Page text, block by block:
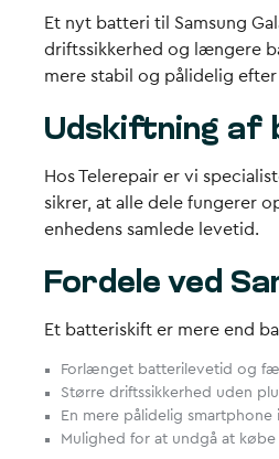
Et nyt batteri til Samsung
driftssikkerhed og længere
mere stabil og pålidelig
Udskiftning
Hos Telerepair er vi
sikrer, at alle dele fungerer
enhedens samlede levetid.
Fordele ved
Et batteriskift er mere end
Forlænget batterilevetid og
Større driftssikkerhed uden
En mere pålidelig smartphone
Mulighed for at undgå at